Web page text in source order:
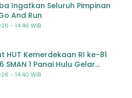
Ingatkan Seluruh Pimpinan
And Run
- 14:46 WIB
HUT Kemerdekaan RI ke-81
SMAN 1 Panai Hulu Gelar
Meriah
- 14:40 WIB